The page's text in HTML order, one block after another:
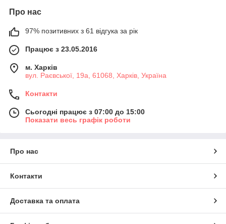
Про нас
97% позитивних з 61 відгука за рік
Працює з 23.05.2016
м. Харків
вул. Раєвської, 19а, 61068, Харків, Україна
Контакти
Сьогодні працює з 07:00 до 15:00
Показати весь графік роботи
Про нас
Контакти
Доставка та оплата